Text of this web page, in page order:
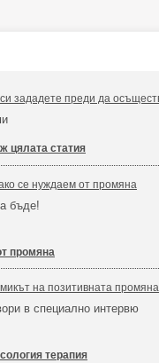
зададете преди да
цялата статия
се нуждаем от промяна
бъде!
промяна
на позитивната промяна
в специално интервю
терапия